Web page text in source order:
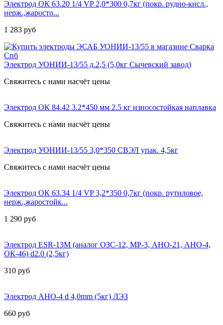
Электрод ОК 63.20 1/4 VP 2,0*300 0,7кг (покр. рудно-кисл.,
нерж.,жаросто...
1 283 руб
Электрод УОНИИ-13/55 д.2,5 (5,0кг Сычевский завод)
Свяжитесь с нами насчёт цены
Электрод ОК 84.42 3.2*450 мм 2.5 кг износостойкая наплавка
Свяжитесь с нами насчёт цены
Электрод УОНИИ-13/55 3,0*350 СВЭЛ упак. 4,5кг
Свяжитесь с нами насчёт цены
Электрод ОК 63.34 1/4 VP 3,2*350 0,7кг (покр. рутиловое,
нерж.,жаростойк...
1 290 руб
Электрод ESR-13M (аналог ОЗС-12, МР-3, АНО-21, АНО-4,
ОК-46) d2.0 (2,5кг)
310 руб
Электрод AHO-4 d 4,0mm (5кг) ЛЭЗ
660 руб